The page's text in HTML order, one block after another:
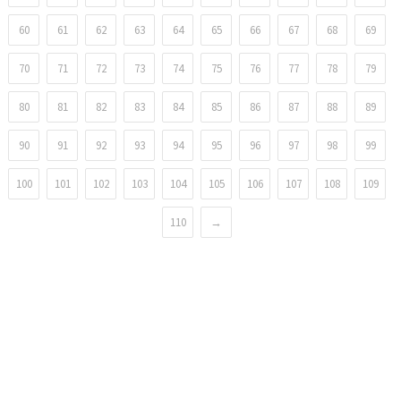
60 61 62 63 64 65 66 67 68 69
70 71 72 73 74 75 76 77 78 79
80 81 82 83 84 85 86 87 88 89
90 91 92 93 94 95 96 97 98 99
100 101 102 103 104 105 106 107 108 109
110 →